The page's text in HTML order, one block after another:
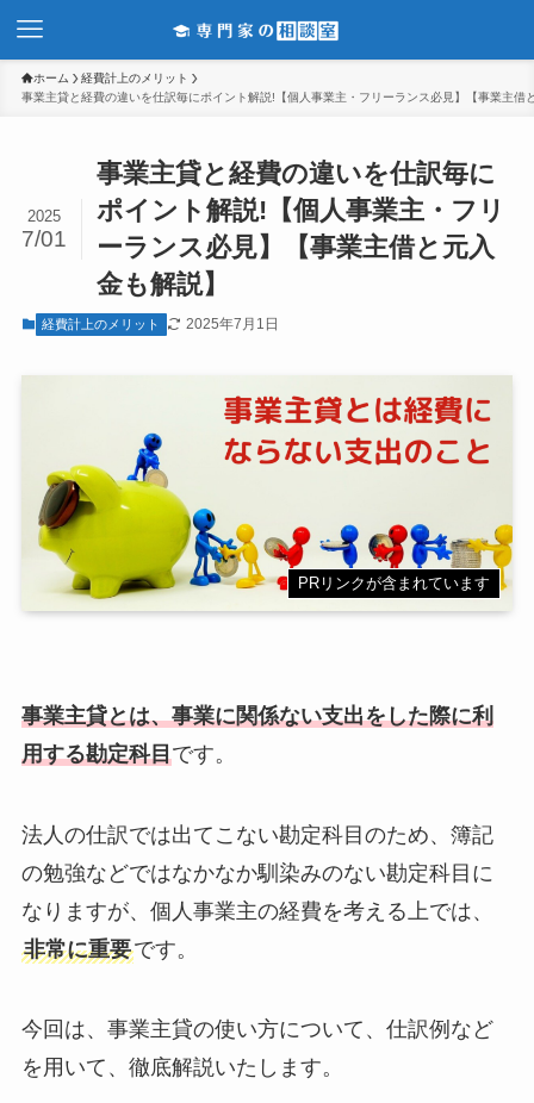
ホーム
経費計上のメリット
事業主貸と経費の違いを仕訳毎にポイント解説!【個人事業主・フリーランス必見】【事業主借
事業主貸と経費の違いを仕訳毎に
ポイント解説!【個人事業主・フリ
ーランス必見】【事業主借と元入
金も解説】
2025
7/01
経費計上のメリット 2025年7月1日
PRリンクが含まれています
事業主貸とは、事業に関係ない支出をした際に利
用する勘定科目です。
法人の仕訳では出てこない勘定科目のため、簿記
の勉強などではなかなか馴染みのない勘定科目に
なりますが、個人事業主の経費を考える上では、
非常に重要です。
今回は、事業主貸の使い方について、仕訳例など
を用いて、徹底解説いたします。